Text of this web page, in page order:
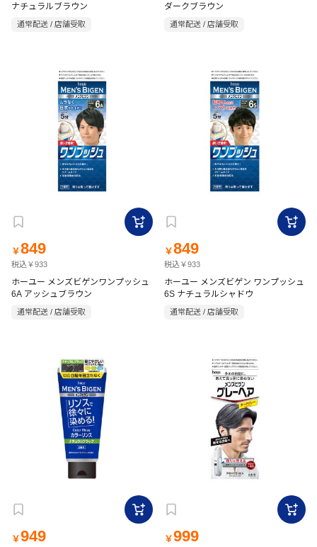
ナチュラルブラウン
通常配送 / 店舗受取
ダークブラウン
通常配送 / 店舗受取
￥849
税込￥933
ホーユー メンズビゲンワンプッシュ
6A アッシュブラウン
通常配送 / 店舗受取
￥849
税込￥933
ホーユー メンズビゲン ワンプッシュ
6S ナチュラルシャドウ
通常配送 / 店舗受取
￥949 ￥999